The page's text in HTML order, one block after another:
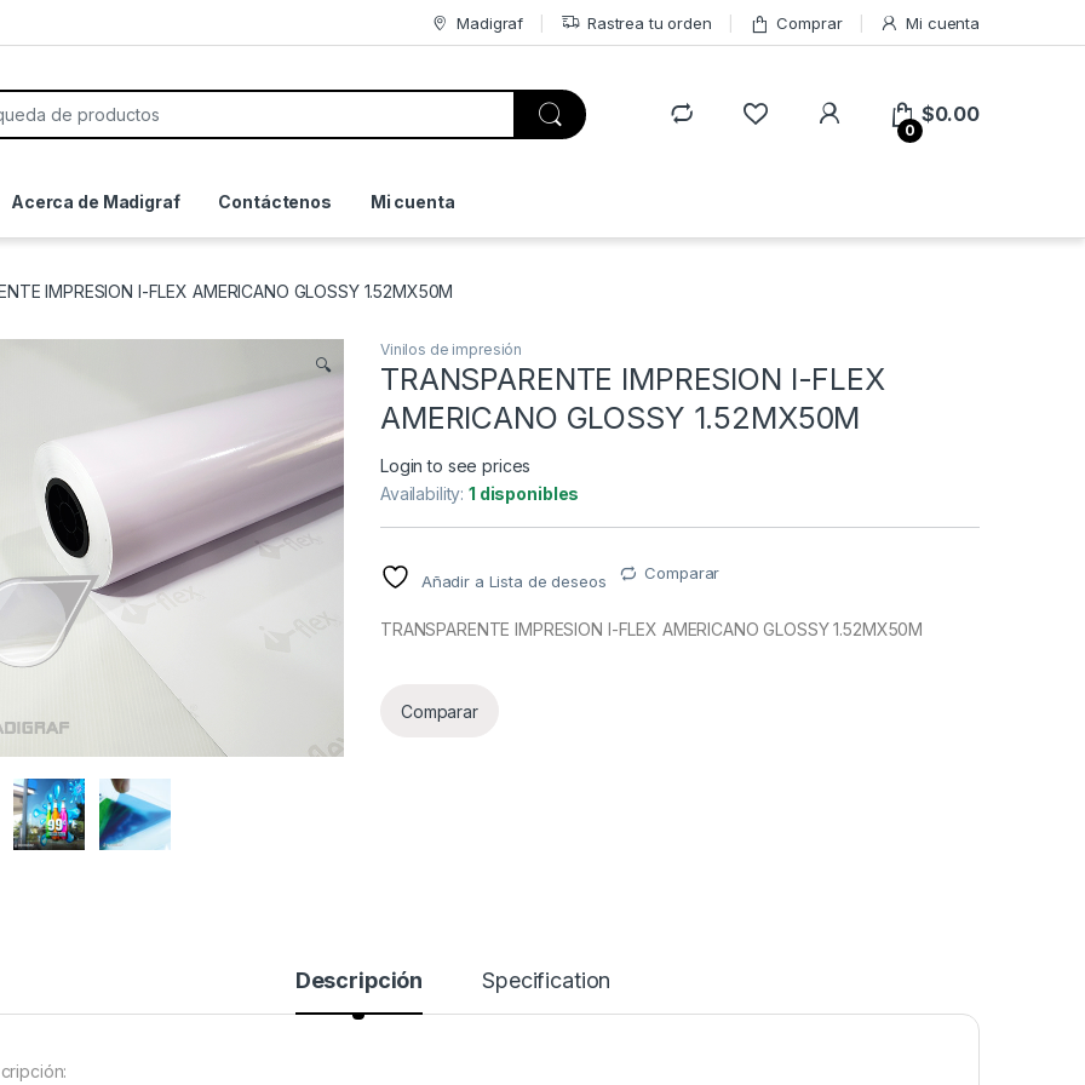
Madigraf Rastrea tu orden Comprar Mi cuenta
0
$0.00
Acerca de Madigraf Contáctenos Mi cuenta
IMPRESION I-FLEX AMERICANO GLOSSY 1.52MX50M
🔍
Vinilos de impresión
TRANSPARENTE IMPRESION I-FLEX
AMERICANO GLOSSY 1.52MX50M
Login to see prices
Availability:1 disponibles
Añadir a Lista de deseos Comparar
TRANSPARENTE IMPRESION I-FLEX AMERICANO GLOSSY 1.52MX50M
Comparar
Descripción Specification